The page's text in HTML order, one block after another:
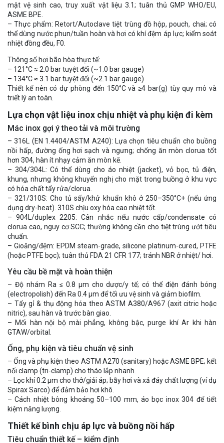
mặt vệ sinh cao, truy xuất vật liệu 3.1; tuân thủ GMP WHO/EU,
ASME BPE.
– Thực phẩm: Retort/Autoclave tiệt trùng đồ hộp, pouch, chai; có
thể dùng nước phun/tuần hoàn và hơi có khí đệm áp lực; kiểm soát
nhiệt đồng đều, F0.
Thông số hơi bão hòa thực tế:
– 121°C ≈ 2.0 bar tuyệt đối (~1.0 bar gauge)
– 134°C ≈ 3.1 bar tuyệt đối (~2.1 bar gauge)
Thiết kế nên có dự phòng đến 150°C và ≥4 bar(g) tùy quy mô và
triết lý an toàn.
Lựa chọn vật liệu inox chịu nhiệt và phụ kiện đi kèm
Mác inox gợi ý theo tải và môi trường
– 316L (EN 1.4404/ASTM A240): Lựa chọn tiêu chuẩn cho buồng
nồi hấp, đường ống hơi sạch và ngưng; chống ăn mòn clorua tốt
hơn 304, hàn ít nhạy cảm ăn mòn kẽ.
– 304/304L: Có thể dùng cho áo nhiệt (jacket), vỏ bọc, tủ điện,
khung, nhưng không khuyến nghị cho mặt trong buồng ở khu vực
có hóa chất tẩy rửa/clorua.
– 321/310S: Cho tủ sấy/khử khuẩn khô ở 250–350°C+ (nếu ứng
dụng dry-heat). 310S chịu oxy hóa cao nhiệt tốt.
– 904L/duplex 2205: Cân nhắc nếu nước cấp/condensate có
clorua cao, nguy cơ SCC; thường không cần cho tiệt trùng ướt tiêu
chuẩn.
– Gioăng/đệm: EPDM steam-grade, silicone platinum-cured, PTFE
(hoặc PTFE bọc); tuân thủ FDA 21 CFR 177; tránh NBR ở nhiệt/ hơi.
Yêu cầu bề mặt và hoàn thiện
– Độ nhám Ra ≤ 0.8 μm cho dược/y tế; có thể điện đánh bóng
(electropolish) đến Ra 0.4 μm để tối ưu vệ sinh và giảm biofilm.
– Tẩy gỉ & thụ động hóa theo ASTM A380/A967 (axit citric hoặc
nitric), sau hàn và trước bàn giao.
– Mối hàn nội bộ mài phẳng, không bậc, purge khí Ar khi hàn
GTAW/orbital.
Ống, phụ kiện và tiêu chuẩn vệ sinh
– Ống và phụ kiện theo ASTM A270 (sanitary) hoặc ASME BPE; kết
nối clamp (tri-clamp) cho tháo lắp nhanh.
– Lọc khí 0.2 μm cho thở/giải áp; bẫy hơi và xả đáy chất lượng (ví dụ
Spirax Sarco) để đảm bảo hơi khô.
– Cách nhiệt bông khoáng 50–100 mm, áo bọc inox 304 để tiết
kiệm năng lượng.
Thiết kế bình chịu áp lực và buồng nồi hấp
Tiêu chuẩn thiết kế – kiểm định